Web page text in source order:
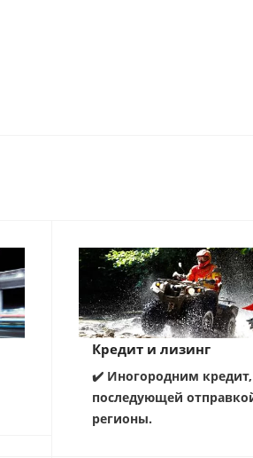
Кредит и лизинг
✔️ Иногородним кредит,
последующей
регионы.